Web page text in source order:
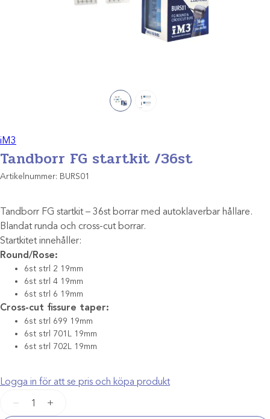
iM3
Tandborr FG startkit /36st
Artikelnummer: BURS01
Tandborr FG startkit – 36st borrar med autoklaverbar hållare.
Blandat runda och cross-cut borrar.
Startkitet innehåller:
Round/Rose:
6st strl 2 19mm
6st strl 4 19mm
6st strl 6 19mm
Cross-cut fissure taper:
6st strl 699 19mm
6st strl 701L 19mm
6st strl 702L 19mm
Logga in för att se pris och köpa produkt
Tandborr
+